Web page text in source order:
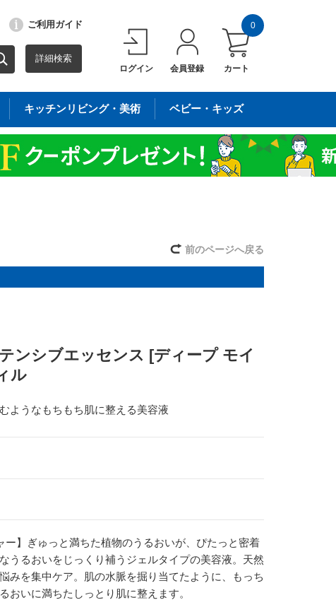
詳細検索
ご利用ガイド
ログイン 会員登録 カート
0
キッチンリビング・美術 ベビー・キッズ
前のページへ戻る
ンシブエッセンス [ディープ モイ
ル
ようなもちもち肌に整える美容液
ー】ぎゅっと満ちた植物のうるおいが、ぴたっと密着
うるおいをじっくり補うジェルタイプの美容液。天然
みを集中ケア。肌の水脈を掘り当てたように、もっち
おいに満ちたしっとり肌に整えます。